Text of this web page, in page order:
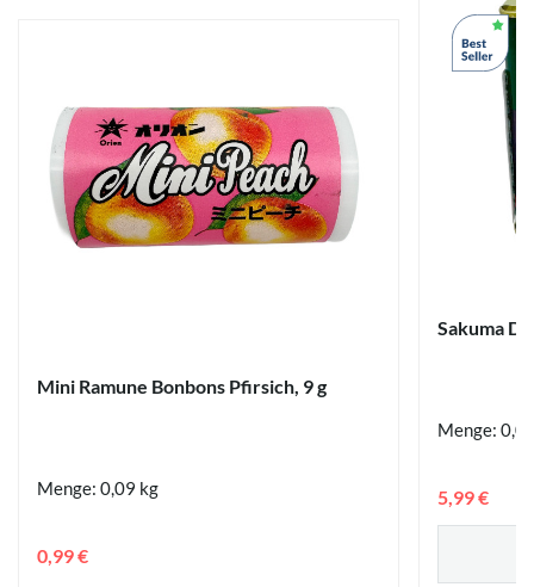
Mini Ramune Bonbons Pfirsich, 9 g
Menge: 0,09 kg
0,99 €
Sakuma
Menge:
5,99 €